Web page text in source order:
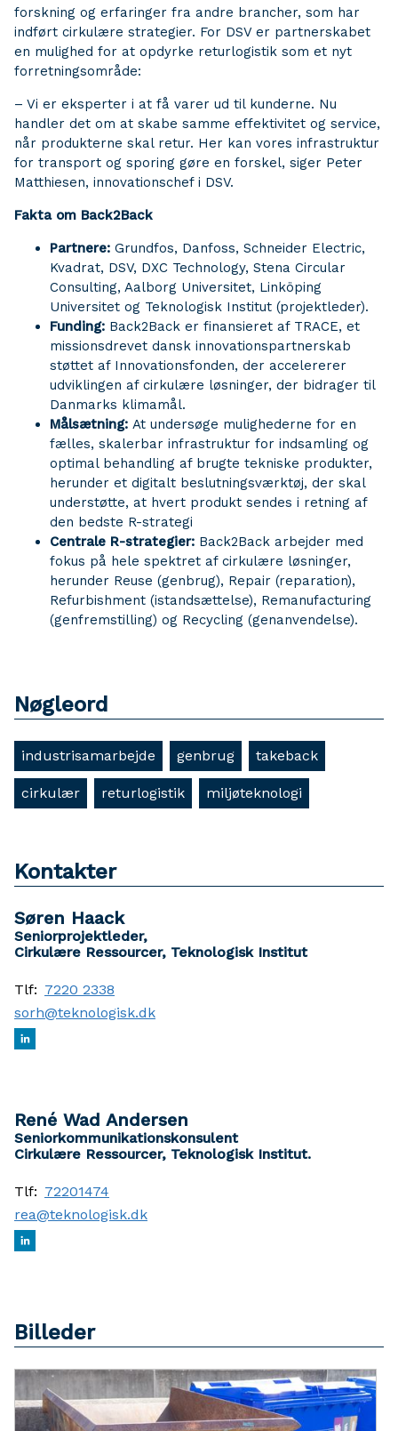
forskning og erfaringer fra andre brancher, som har
indført cirkulære strategier. For DSV er partnerskabet
en mulighed for at opdyrke returlogistik som et nyt
forretningsområde:
– Vi er eksperter i at få varer ud til kunderne. Nu
handler det om at skabe samme effektivitet og service,
når produkterne skal retur. Her kan vores infrastruktur
for transport og sporing gøre en forskel, siger Peter
Matthiesen, innovationschef i DSV.
Fakta om Back2Back
Partnere: Grundfos, Danfoss, Schneider Electric,
Kvadrat, DSV, DXC Technology, Stena Circular
Consulting, Aalborg Universitet, Linköping
Universitet og Teknologisk Institut (projektleder).
Funding: Back2Back er finansieret af TRACE, et
missionsdrevet dansk innovationspartnerskab
støttet af Innovationsfonden, der accelererer
udviklingen af cirkulære løsninger, der bidrager til
Danmarks klimamål.
Målsætning: At undersøge mulighederne for en
fælles, skalerbar infrastruktur for indsamling og
optimal behandling af brugte tekniske produkter,
herunder et digitalt beslutningsværktøj, der skal
understøtte, at hvert produkt sendes i retning af
den bedste R-strategi
Centrale R-strategier: Back2Back arbejder med
fokus på hele spektret af cirkulære løsninger,
herunder Reuse (genbrug), Repair (reparation),
Refurbishment (istandsættelse), Remanufacturing
(genfremstilling) og Recycling (genanvendelse).
Nøgleord
industrisamarbejde genbrug takeback
cirkulær returlogistik miljøteknologi
Kontakter
Søren Haack
Seniorprojektleder,
Cirkulære Ressourcer, Teknologisk Institut
Tlf: 7220 2338
sorh@teknologisk.dk
René Wad Andersen
Seniorkommunikationskonsulent
Cirkulære Ressourcer, Teknologisk Institut.
Tlf: 72201474
rea@teknologisk.dk
Billeder